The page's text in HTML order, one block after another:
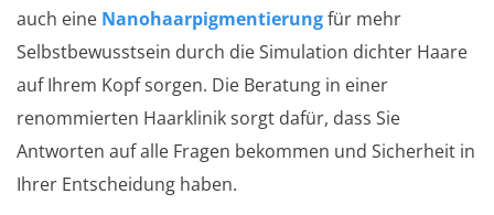
auch eine Nanohaarpigmentierungfür mehr
Selbstbewusstsein durch die Simulation dichter Haare
auf Ihrem Kopf sorgen. Die Beratung in einer
renommierten Haarklinik sorgt dafür, dass Sie
Antworten auf alle Fragen bekommen und Sicherheit in
Ihrer Entscheidung haben.